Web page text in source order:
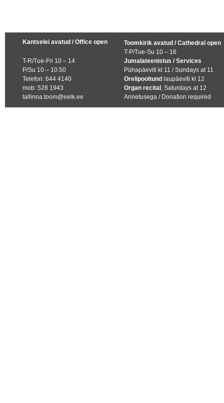
Kantselei avatud / Office open
T-R/Tue-Fri 10 – 14
P/Su 10 – 10.50
Telefon: 644 4140
mob: 528 1943
tallinna.toom@eelk.ee
Toomkirik avatud / Cathedral open
T-P/Tue-Su 10 – 16
Jumalateenistus / Services
Pühapäeviti kl 11 / Sundays at 11
Orelipooltund laupäeviti kl 12
Organ recital , Saturdays at 12
Annetusega / Donation required